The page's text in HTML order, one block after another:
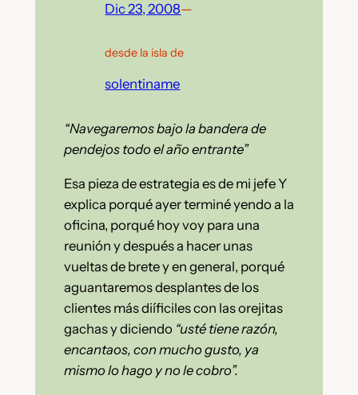
Dic 23, 2008—
desde la isla de
solentiname
“Navegaremos bajo la bandera de
pendejos todo el año entrante”
Esa pieza de estrategia es de mi jefe Y
explica porqué ayer terminé yendo a la
oficina, porqué hoy voy para una
reunión y después a hacer unas
vueltas de brete y en general, porqué
aguantaremos desplantes de los
clientes más diíficiles con las orejitas
gachas y diciendo “usté tiene razón,
encantaos, con mucho gusto, ya
mismo lo hago y no le cobro”.